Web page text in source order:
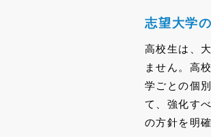
志望大学
高校生は、
ません。高
学ごとの個
て、強化す
の方針を明